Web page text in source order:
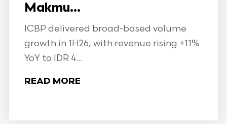
Makmu...
ICBP delivered broad-based volume
growth in 1H26, with revenue rising +11%
YoY to IDR 4...
READ MORE